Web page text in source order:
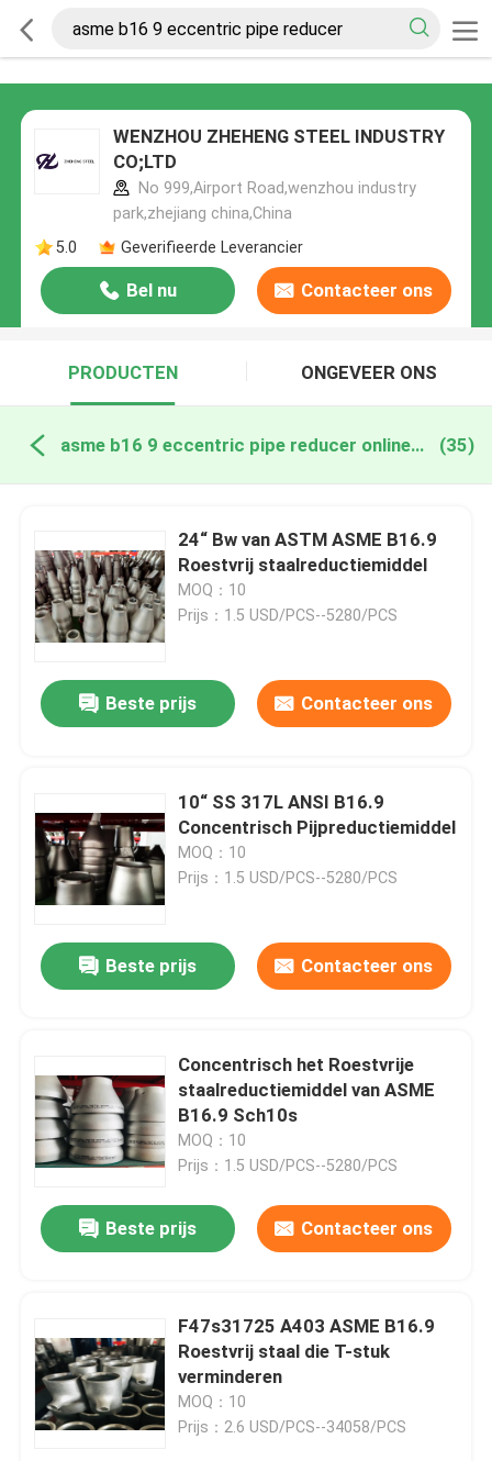
WENZHOU ZHEHENG STEEL INDUSTRY
CO;LTD
No 999,Airport Road,wenzhou industry
park,zhejiang china,China
5.0
Geverifieerde Leverancier
Bel nu Contacteer ons
PRODUCTEN ONGEVEER ONS
asme b16 9 eccentric pipe reducer online fabricage (35)
24“ Bw van ASTM ASME B16.9
Roestvrij staalreductiemiddel
MOQ：10
Prijs：1.5 USD/PCS--5280/PCS
Beste prijs Contacteer ons
10“ SS 317L ANSI B16.9
Concentrisch Pijpreductiemiddel
MOQ：10
Prijs：1.5 USD/PCS--5280/PCS
Beste prijs Contacteer ons
Concentrisch het Roestvrije
staalreductiemiddel van ASME
B16.9 Sch10s
MOQ：10
Prijs：1.5 USD/PCS--5280/PCS
Beste prijs Contacteer ons
F47s31725 A403 ASME B16.9
Roestvrij staal die T-stuk
verminderen
MOQ：10
Prijs：2.6 USD/PCS--34058/PCS